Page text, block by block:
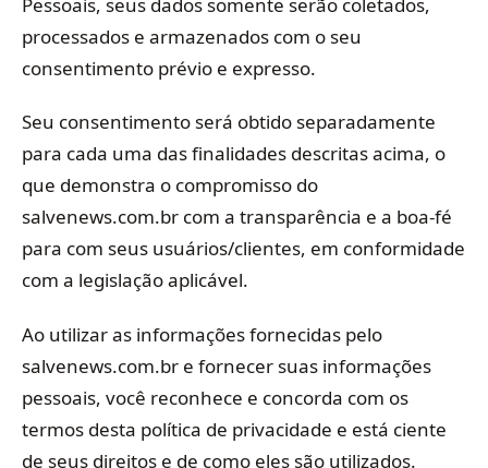
processados e armazenados com o seu
consentimento prévio e expresso.
Seu consentimento será obtido separadamente
para cada uma das finalidades descritas acima, o
que demonstra o compromisso do
salvenews.com.br com a transparência e a boa-fé
para com seus usuários/clientes, em conformidade
com a legislação aplicável.
Ao utilizar as informações fornecidas pelo
salvenews.com.br e fornecer suas informações
pessoais, você reconhece e concorda com os
termos desta política de privacidade e está ciente
de seus direitos e de como eles são utilizados.